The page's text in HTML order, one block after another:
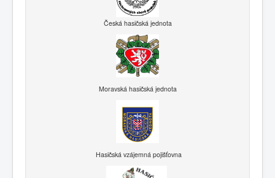
Česká hasičská jednota
Moravská hasičská jednota
Hasičská vzájemná pojišťovna